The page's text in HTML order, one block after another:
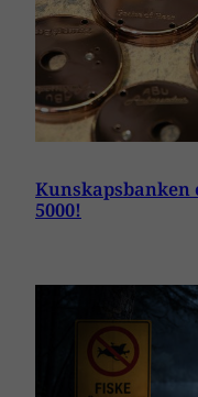
Kunskapsbanken
5000!